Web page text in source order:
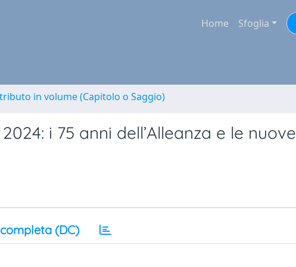
Home Sfoglia
in volume (Capitolo o Saggio)
i 75 anni dell’Alleanza e le nuove
(DC)